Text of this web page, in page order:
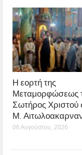
Η εορτή της
Μεταμορφώσεως
Σωτήρος Χριστού
Μ.
06 Αυγούστου, 2026